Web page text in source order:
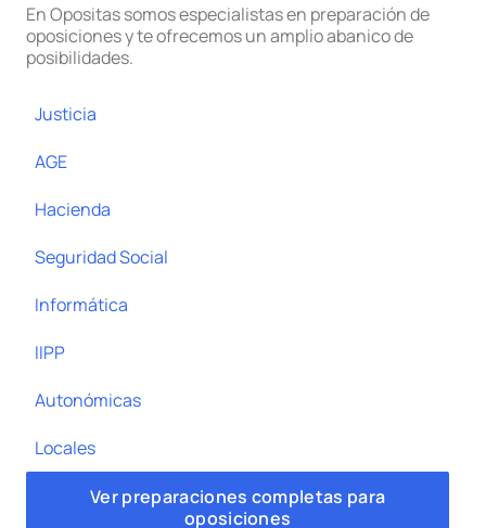
En Opositas somos especialistas en preparación de
oposiciones y te ofrecemos un amplio abanico de
posibilidades.
Justicia
AGE
Hacienda
Seguridad Social
Informática
IIPP
Autonómicas
Locales
Ver preparaciones completas para
oposiciones